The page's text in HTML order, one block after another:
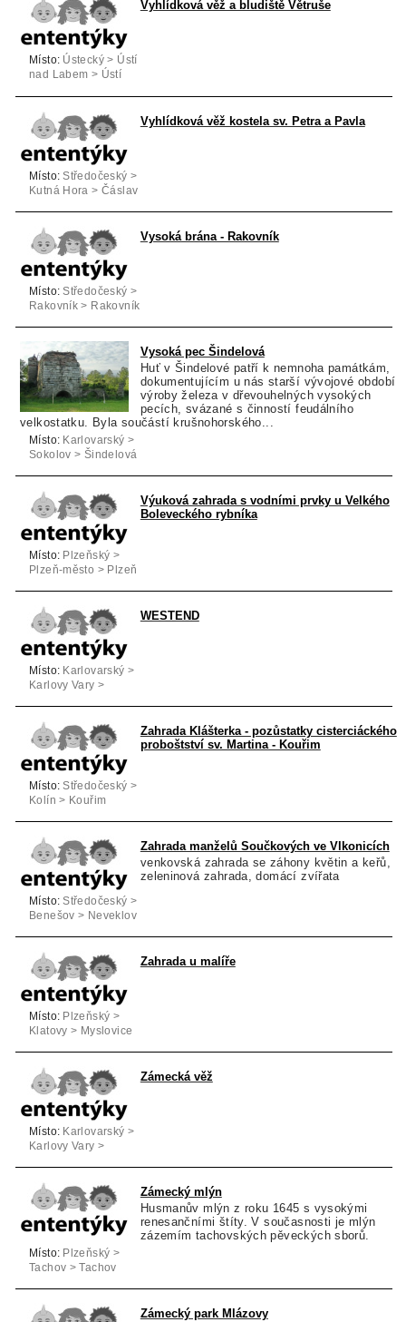
Vyhlídková věž a bludiště Větruše
Místo: Ústecký > Ústí
nad Labem > Ústí
Vyhlídková věž kostela sv. Petra a Pavla
Místo: Středočeský >
Kutná Hora > Čáslav
Vysoká brána - Rakovník
Místo: Středočeský >
Rakovník > Rakovník
Vysoká pec Šindelová
Huť v Šindelové patří k nemnoha památkám,
dokumentujícím u nás starší vývojové období
výroby železa v dřevouhelných vysokých
pecích, svázané s činností feudálního
velkostatku. Byla součástí krušnohorského...
Místo: Karlovarský >
Sokolov > Šindelová
Výuková zahrada s vodními prvky u Velkého
Boleveckého rybníka
Místo: Plzeňský >
Plzeň-město > Plzeň
WESTEND
Místo: Karlovarský >
Karlovy Vary >
Zahrada Klášterka - pozůstatky cisterciáckého
proboštství sv. Martina - Kouřim
Místo: Středočeský >
Kolín > Kouřim
Zahrada manželů Součkových ve Vlkonicích
venkovská zahrada se záhony květin a keřů,
zeleninová zahrada, domácí zvířata
Místo: Středočeský >
Benešov > Neveklov
Zahrada u malíře
Místo: Plzeňský >
Klatovy > Myslovice
Zámecká věž
Místo: Karlovarský >
Karlovy Vary >
Zámecký mlýn
Husmanův mlýn z roku 1645 s vysokými
renesančními štíty. V současnosti je mlýn
zázemím tachovských pěveckých sborů.
Místo: Plzeňský >
Tachov > Tachov
Zámecký park Mlázovy